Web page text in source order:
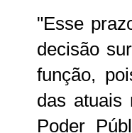
"Esse
decisão
função,
das atuais
Poder